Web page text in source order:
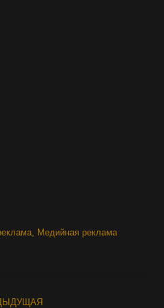
, Медийная реклама